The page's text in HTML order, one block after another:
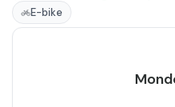
E-bike